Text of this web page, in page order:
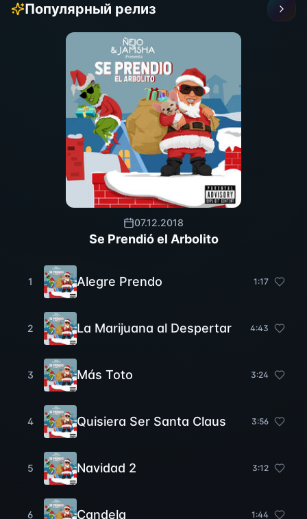
Популярный релиз
07.12.2018
Se Prendió el Arbolito
1 Alegre Prendo 1 :17
2 La Marijuana al Despertar 4:43
3 Más Toto 3:24
4 Quisiera Ser Santa Claus 3:56
5 Navidad 2 3:12
6 Candela 1 :44